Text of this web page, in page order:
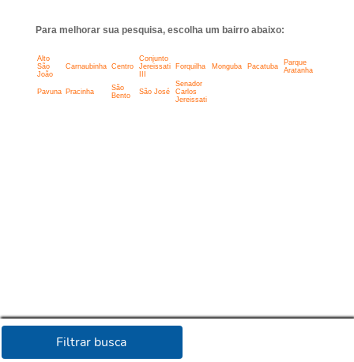
Filtrar busca
Para melhorar sua pesquisa, escolha um bairro abaixo:
Alto
São
João
Carnaubinha Centro
Conjunto
Jereissati
Forquilha Monguba Pacatuba
Parque
Aratanha
Pavuna Pracinha
São
Bento
São José
Senador
Carlos
Jereissati